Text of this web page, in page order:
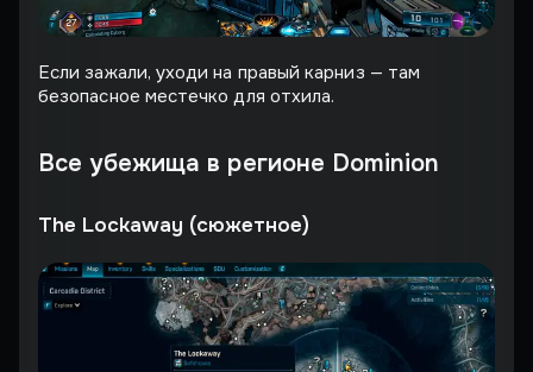
Если зажали, уходи на правый карниз — там
безопасное местечко для отхила.
Все убежища в регионе Dominion
The Lockaway (сюжетное)